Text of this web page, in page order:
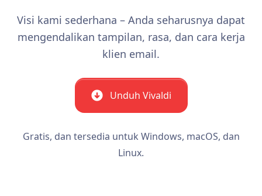
Visi kami sederhana – Anda seharusnya dapat
mengendalikan tampilan, rasa, dan cara kerja
klien email.
Unduh Vivaldi
Gratis, dan tersedia untuk Windows, macOS, dan
Linux.